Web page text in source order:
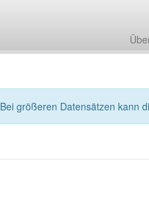
Bei größeren Datensätzen kann